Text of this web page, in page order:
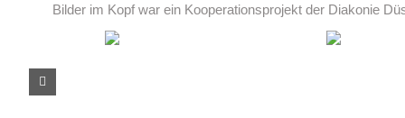
Bilder im Kopf war ein Kooperationsprojekt der Diakonie